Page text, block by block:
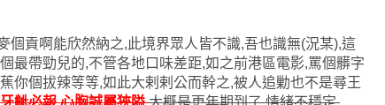
個貢啊能欣然納之,此境界眾人皆不識,吾也識無(況某),這
最帶勁兒的,不管各地口味差距,如之前港區電影,罵個髒字
你個拔辣等等,如此大剌剌公而幹之,被人追勦也不是尋王
齜必報,心胸誠屬狹隘,大概是更年期到了,情緒不穩定.